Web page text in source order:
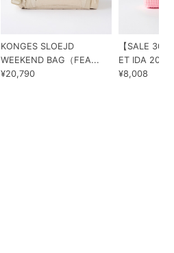
KONGES SLOEJD
WEEKEND BAG（FEA...
¥20,790
【SALE
ET IDA 202...
¥8,008